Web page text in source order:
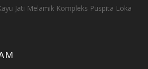
Jati Melamik Kompleks Puspita Loka